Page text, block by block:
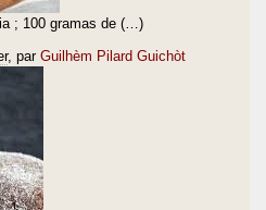
; 100 gramas de (…)
, par Guilhèm Pilard Guichòt